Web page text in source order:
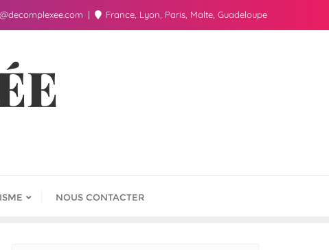
France, Lyon, Paris, Malte, Guadeloupe
NOUS CONTACTER